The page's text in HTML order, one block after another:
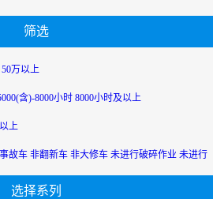
筛选
50万以上
含)-8000小时 8000小时及以上
上
故车 非翻新车 非大修车 未进行破碎作业 未进行
选择系列